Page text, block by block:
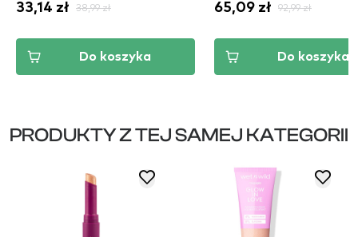
33,14 zł 38,99 zł
Do koszyka
65,09 zł 92,99 zł
Do koszyka
PRODUKTY Z TEJ SAMEJ KATEGORII